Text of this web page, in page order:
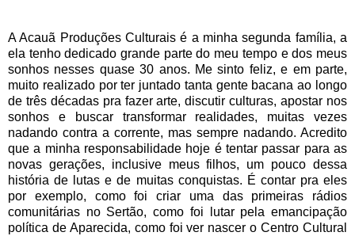
A Acauã Produções Culturais é a minha segunda família, a
ela tenho dedicado grande parte do meu tempo e dos meus
sonhos nesses quase 30 anos. Me sinto feliz, e em parte,
muito realizado por ter juntado tanta gente bacana ao longo
de três décadas pra fazer arte, discutir culturas, apostar nos
sonhos e buscar transformar realidades, muitas vezes
nadando contra a corrente, mas sempre nadando. Acredito
que a minha responsabilidade hoje é tentar passar para as
novas gerações, inclusive meus filhos, um pouco dessa
história de lutas e de muitas conquistas. É contar pra eles
por exemplo, como foi criar uma das primeiras rádios
comunitárias no Sertão, como foi lutar pela emancipação
política de Aparecida, como foi ver nascer o Centro Cultural